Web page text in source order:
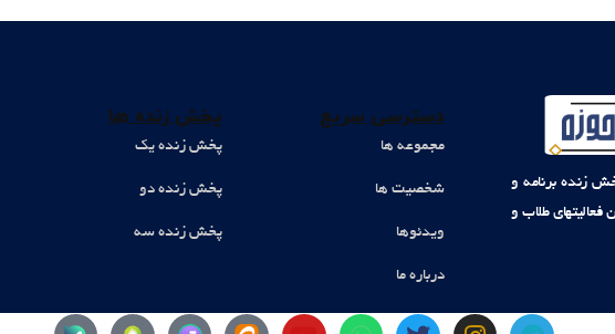
زنده برنامه و
طلاب و
دسترسی سریع
مجموعه ها
شخصیت ها
ویدئوها
درباره ما
پخش زنده ها
پخش زنده یک
پخش زنده دو
پخش زنده سه
T
I
T
W
Y